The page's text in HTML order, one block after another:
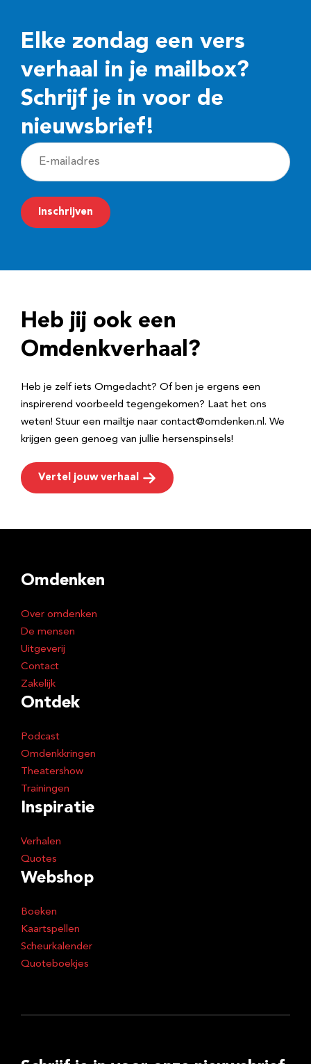
Elke zondag een vers
verhaal in je mailbox?
Schrijf je in voor de
nieuwsbrief!
E
-
m
a
r
e
Inschrijven
Heb jij ook een
Omdenkverhaal?
Heb je zelf iets Omgedacht? Of ben je ergens een
inspirerend voorbeeld tegengekomen? Laat het ons
weten! Stuur een mailtje naar contact@omdenken.nl. We
krijgen geen genoeg van jullie hersenspinsels!
Vertel jouw verhaal
Omdenken
Over omdenken
De mensen
Uitgeverij
Contact
Zakelijk
Ontdek
Podcast
Omdenkkringen
Theatershow
Trainingen
Inspiratie
Verhalen
Quotes
Webshop
Boeken
Kaartspellen
Scheurkalender
Quoteboekjes